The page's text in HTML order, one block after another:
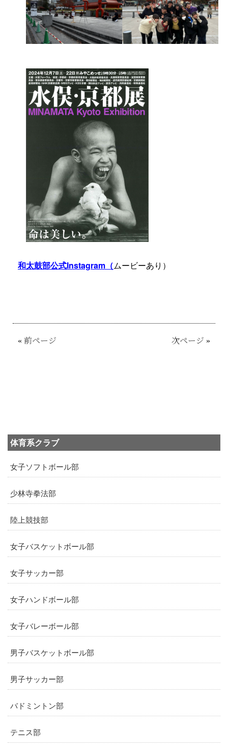
和太鼓部公式Instagram（ムービーあり）
« 前ページ 次ページ »
体育系クラブ
女子ソフトボール部
少林寺拳法部
陸上競技部
女子バスケットボール部
女子サッカー部
女子ハンドボール部
女子バレーボール部
男子バスケットボール部
男子サッカー部
バドミントン部
テニス部